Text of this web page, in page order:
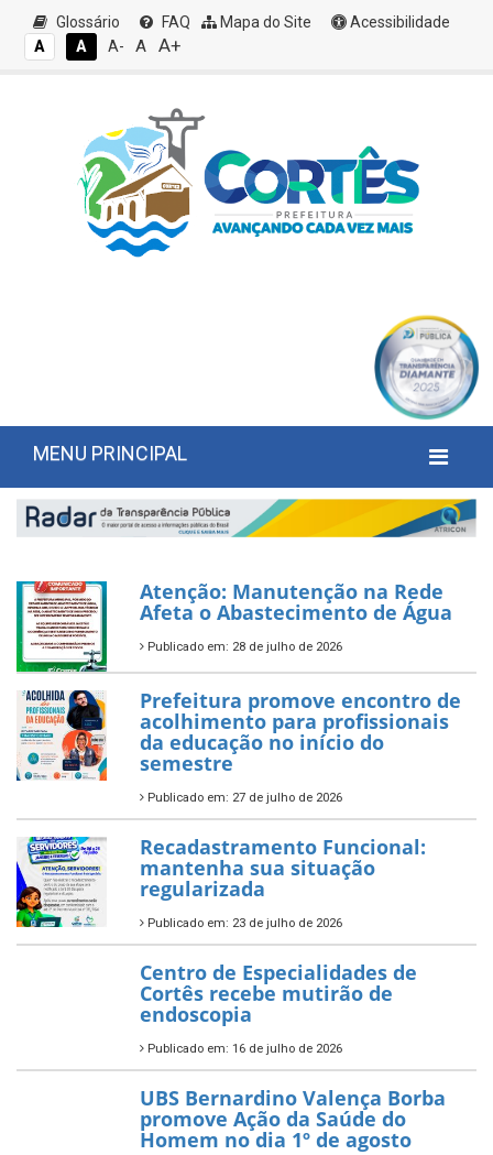
Glossário FAQ Mapa do Site
Acessibilidade
A
A A- A A+
MENU PRINCIPAL
Atenção: Manutenção na Rede
Afeta o Abastecimento de Água
Publicado em: 28 de julho de 2026
Prefeitura promove encontro de
acolhimento para profissionais
da educação no início do
semestre
Publicado em: 27 de julho de 2026
Recadastramento Funcional:
mantenha sua situação
regularizada
Publicado em: 23 de julho de 2026
Centro de Especialidades de
Cortês recebe mutirão de
endoscopia
Publicado em: 16 de julho de 2026
UBS Bernardino Valença Borba
promove Ação da Saúde do
Homem no dia 1º de agosto